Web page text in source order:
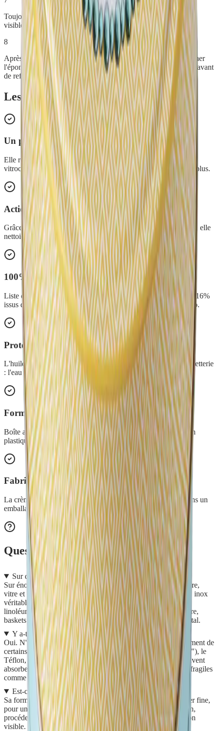
Toujours procéder à un test préalable sur une petite surface non
visible
8
Après usage : laissez bien sécher la crème, essorez et faites sécher
l'éponge avant de la replacer dans le pot, nettoyez le pas de vis avant
de refermer
Les avantages deCrème d'Argile
Un produit, mille usages
Elle remplace une multitude de produits ménagers spécialisés :
vitrocéramique, inox, four, argenterie, baignoire, jantes et bien plus.
Action abrasive douce
Grâce à l'argile bretonne super fine et à la saponification in situ, elle
nettoie efficacement sans rayer les surfaces respectées.
100% d'origine naturelle
Liste d'ingrédients minimaliste, sans substances toxiques, dont 16%
issus de l'agriculture biologique et enrichie en huile de coco bio.
Protection anti-calcaire
L'huile végétale de coco bio laisse un film sur l'inox et la robinetterie
: l'eau glisse et évite les dépôts de calcaire.
Format rechargeable et durable
Boîte aluminium recyclable rechargeable avec une recharge en
plastique 100% recyclé : moins de déchets, plus d'économies.
Fabriquée en France
La crème et sa boîte aluminium sont fabriquées en France, dans un
emballage carton PEFC recyclable.
Questions fréquentes
Sur quelles surfaces puis-je l'utiliser ?
Sur énormément de surfaces : lavabo, bac de douche, baignoire,
vitre et grille du four, hotte de cuisine, vaisselle en céramique, inox
véritable, aluminium non brossé, carrelages, PVC, plastiques,
linoléum, vitre des poêles à bois ou cheminée, jantes de voiture,
baskets à semelle blanche, bijoux et outils de jardinage en métal.
Y a-t-il des surfaces à éviter ?
Oui. N'utilisez pas la Crème d'argile sur les faux inox (revêtement de
certains électroménagers : cherchez la mention "100% INOX"), le
Téflon, les matériaux poreux (granit, marbre, ardoise, qui peuvent
absorber l'argile et laisser des traces blanches) et les matières fragiles
comme le cuir ou simili cuir.
Est-ce qu'elle risque de rayer mes surfaces ?
Sa formule respecte les surfaces grâce à l'argile bretonne super fine,
pour une action abrasive douce et performante. Par précaution,
procédez toujours à un test préalable sur une petite surface non
visible.